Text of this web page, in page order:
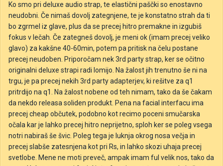
Ko smo pri deluxe audio strap, te elastični paščki so enostavno
neudobni. Če nimaš dovolj zategnjene, te je konstatno strah da ti
bo zgrmel iz glave, plus da se precej hitro premakne in izgubiš
fokus v lečah. Če zategneš dovolj, je meni ok (imam precej veliko
glavo) za kakšne 40-60min, potem pa pritisk na čelu postane
precej neudoben. Priporočam nek 3rd party strap, ker se očitno
originalni deluxe strapi radi lomijo. Na žalost jih trenutno še ni na
trgu, je pa precej nekih 3rd party adapterjev, ki rešitve za q1
pritrdijo na q1. Na žalost nobene od teh nimam, tako da še čakam
da nekdo releasa soliden produkt. Pena na facial interfacu ima
precej cheap občutek, podobno kot recimo poceni smučarska
očala kar je lahko precej hitro neprijetno, sploh ker se poleg vsega
notri nabiraš še švic. Poleg tega je luknja okrog nosa večja in
precej slabše zatesnjena kot pri Rs, in lahko skozi uhaja precej
svetlobe. Mene ne moti preveč, ampak imam ful velik nos, tako da